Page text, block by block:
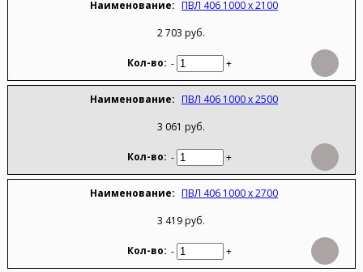
ПВЛ 406 1000 х 2100
2 703 руб.
- +
ПВЛ 406 1000 х 2500
3 061 руб.
- +
ПВЛ 406 1000 х 2700
3 419 руб.
- +